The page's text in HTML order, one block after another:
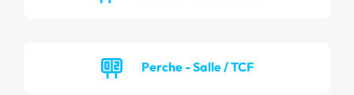
Perche - Salle / TCF